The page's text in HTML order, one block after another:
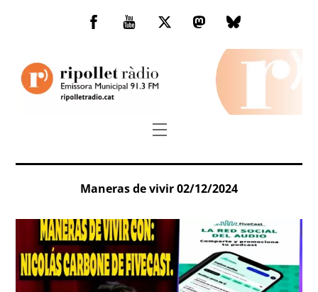
Facebook
You
TwitterMastodonBluesky
Menu
Maneras de vivir 02/12/2024